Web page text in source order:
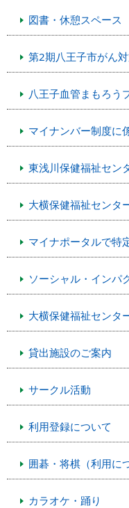
図書・休憩スペース
第2期八王子市がん
八王子血管まもろう
マイナンバー制度に
東浅川保健福祉セン
大横保健福祉センタ
マイナポータルで特
ソーシャル・インパ
大横保健福祉センタ
貸出施設のご案内
サークル活動
利用登録について
囲碁・将棋（利用に
カラオケ・踊り